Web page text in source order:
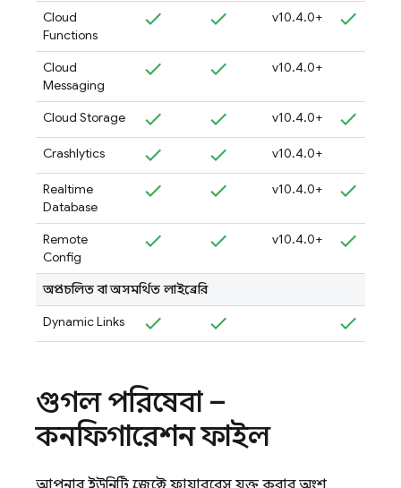
Cloud
Functions
v10.4.0+
Cloud
Messaging
v10.4.0+
Cloud Storage v10.4.0+
Crashlytics v10.4.0+
Realtime
Database
v10.4.0+
Remote
Config
v10.4.0+
অপ্রচলিত বা অসমর্থিত লাইব্রেরি
Dynamic Links
গুগল পরিষেবা –
কনফিগারেশন ফাইল